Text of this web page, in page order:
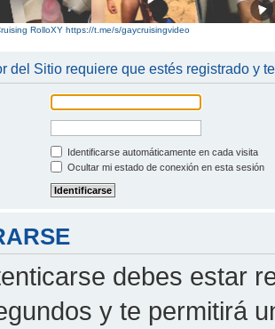
RolloXY https://t.me/s/gaycruisingvideo
del Sitio requiere que estés registrado y
Identificarse automáticamente en cada visita
Ocultar mi estado de conexión en esta sesión
debes estar
y te permitirá